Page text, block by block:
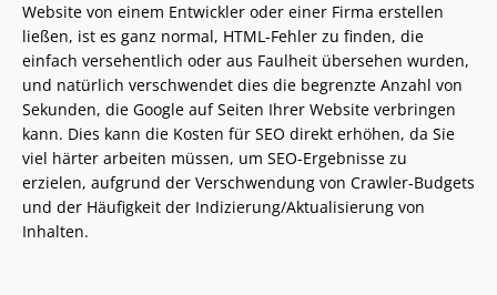
Website von einem Entwickler oder einer Firma erstellen
ließen, ist es ganz normal, HTML-Fehler zu finden, die
einfach versehentlich oder aus Faulheit übersehen wurden,
und natürlich verschwendet dies die begrenzte Anzahl von
Sekunden, die Google auf Seiten Ihrer Website verbringen
kann. Dies kann die Kosten für SEO direkt erhöhen, da Sie
viel härter arbeiten müssen, um SEO-Ergebnisse zu
erzielen, aufgrund der Verschwendung von Crawler-Budgets
und der Häufigkeit der Indizierung/Aktualisierung von
Inhalten.